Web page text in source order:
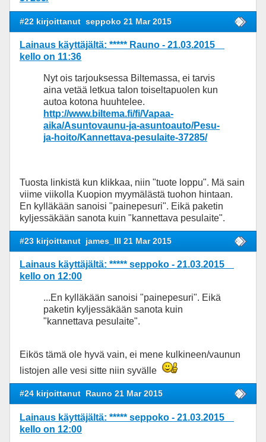
#22 kirjoittanut seppoko 21 Mar 2015
Lainaus käyttäjältä: ***** Rauno - 21.03.2015
kello on 11:36
Nyt ois tarjouksessa Biltemassa, ei tarvis
aina vetää letkua talon toiseltapuolen kun
autoa kotona huuhtelee.
http://www.biltema.fi/fi/Vapaa-
aika/Asuntovaunu-ja-asuntoauto/Pesu-
ja-hoito/Kannettava-pesulaite-37285/
Tuosta linkistä kun klikkaa, niin "tuote loppu". Mä sain
viime viikolla Kuopion myymälästä tuohon hintaan.
En kylläkään sanoisi "painepesuri". Eikä paketin
kyljessäkään sanota kuin "kannettava pesulaite".
#23 kirjoittanut james_III 21 Mar 2015
Lainaus käyttäjältä: ***** seppoko - 21.03.2015
kello on 12:00
...En kylläkään sanoisi "painepesuri". Eikä
paketin kyljessäkään sanota kuin
"kannettava pesulaite".
Eikös tämä ole hyvä vain, ei mene kulkineen/vaunun
listojen alle vesi sitte niin syvälle
#24 kirjoittanut Rauno 21 Mar 2015
Lainaus käyttäjältä: ***** seppoko - 21.03.2015
kello on 12:00